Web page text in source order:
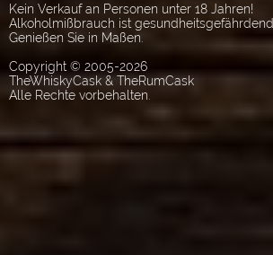
Kein Verkauf an Personen unter 18 Jahren!
Alkoholmißbrauch ist gesundheitsgefährdend.
Genießen Sie in Maßen.
Copyright © 2005-2026
TheWhiskyCask & TheRumCask
Alle Rechte vorbehalten.